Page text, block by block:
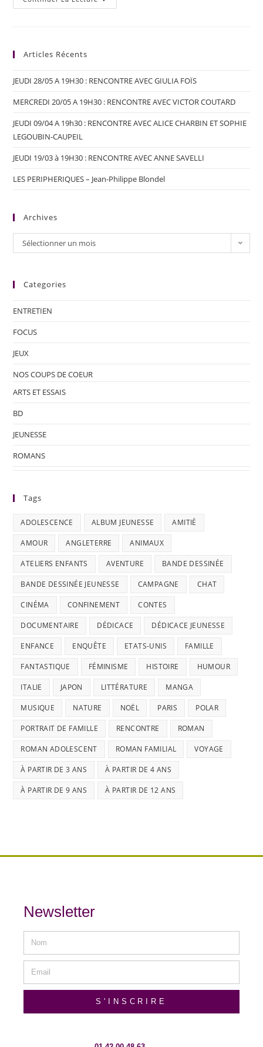
Articles Récents
JEUDI 28/05 A 19H30 : RENCONTRE AVEC GIULIA FOÏS
MERCREDI 20/05 A 19H30 : RENCONTRE AVEC VICTOR COUTARD
JEUDI 09/04 A 19h30 : RENCONTRE AVEC ALICE CHARBIN ET SOPHIE
LEGOUBIN-CAUPEIL
JEUDI 19/03 à 19H30 : RENCONTRE AVEC ANNE SAVELLI
LES PERIPHERIQUES – Jean-Philippe Blondel
Archives
Sélectionner un mois
Categories
ENTRETIEN
FOCUS
JEUX
NOS COUPS DE COEUR
ARTS ET ESSAIS
BD
JEUNESSE
ROMANS
Tags
ADOLESCENCE ALBUM JEUNESSE AMITIÉ
AMOUR ANGLETERRE ANIMAUX
ATELIERS ENFANTS AVENTURE BANDE DESSINÉE
BANDE DESSINÉE JEUNESSE CAMPAGNE CHAT
CINÉMA CONFINEMENT CONTES
DOCUMENTAIRE DÉDICACE DÉDICACE JEUNESSE
ENFANCE ENQUÊTE ETATS-UNIS FAMILLE
FANTASTIQUE FÉMINISME HISTOIRE HUMOUR
ITALIE JAPON LITTÉRATURE MANGA
MUSIQUE NATURE NOËL PARIS POLAR
PORTRAIT DE FAMILLE RENCONTRE ROMAN
ROMAN ADOLESCENT ROMAN FAMILIAL VOYAGE
À PARTIR DE 3 ANS À PARTIR DE 4 ANS
À PARTIR DE 9 ANS À PARTIR DE 12 ANS
Newsletter
S'INSCRIRE